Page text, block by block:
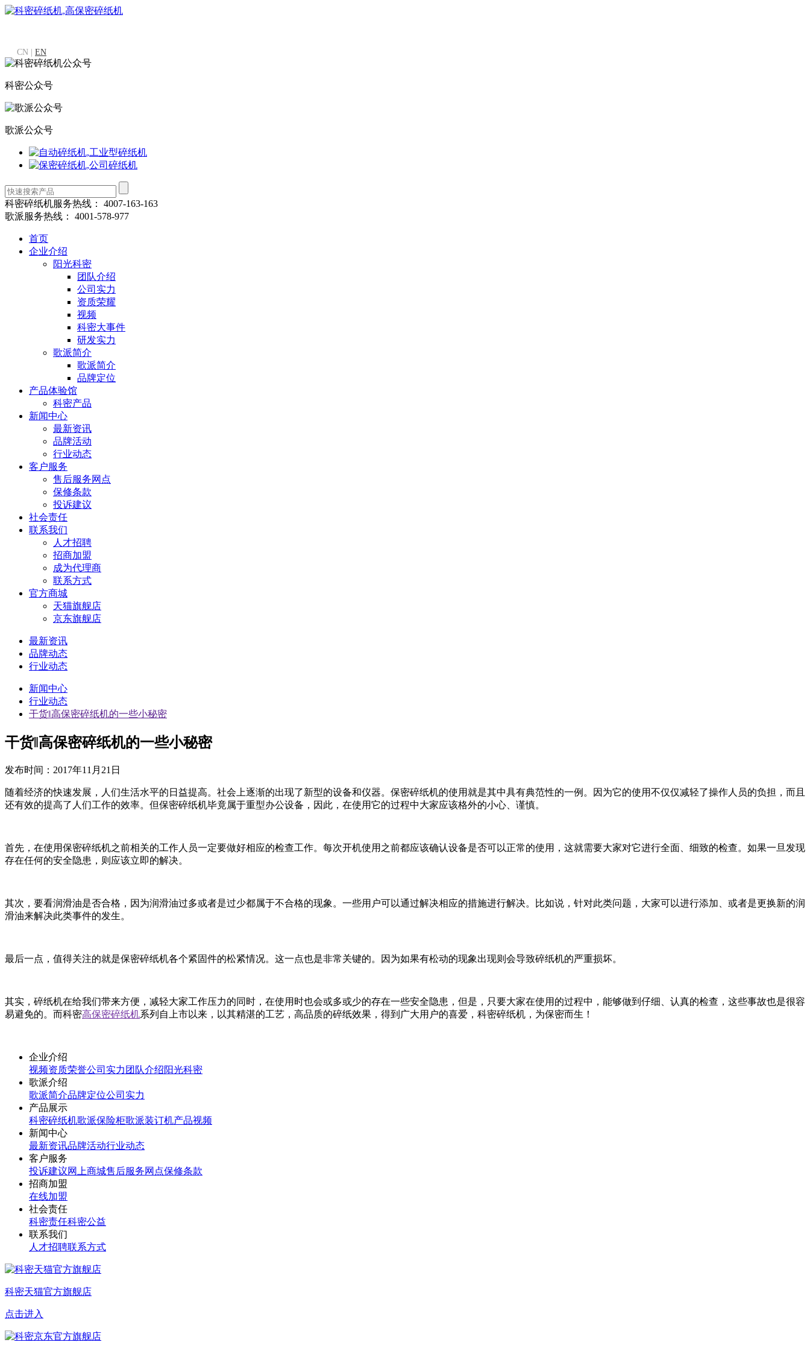
CN | EN
科密公众号
歌派公众号
科密碎纸机服务热线：
4007-163-163
歌派服务热线：
4001-578-977
首页
企业介绍
阳光科密
团队介绍
公司实力
资质荣耀
视频
科密大事件
研发实力
歌派简介
歌派简介
品牌定位
产品体验馆
科密产品
新闻中心
最新资讯
品牌活动
行业动态
客户服务
售后服务网点
保修条款
投诉建议
社会责任
联系我们
人才招聘
招商加盟
成为代理商
联系方式
官方商城
天猫旗舰店
京东旗舰店
最新资讯
品牌动态
行业动态
新闻中心
行业动态
干货‖高保密碎纸机的一些小秘密
干货‖高保密碎纸机的一些小秘密
发布时间： 2017年11月21日
随着经济的快速发展，人们生活水平的日益提高。社会上逐渐的出现了新型的设备和仪器。保密碎纸机的使用就是其中具有典范性的一例。因为它的使用不仅仅减轻了操作人员的负担，而且
还有效的提高了人们工作的效率。但保密碎纸机毕竟属于重型办公设备，因此，在使用它的过程中大家应该格外的小心、谨慎。
首先，在使用保密碎纸机之前相关的工作人员一定要做好相应的检查工作。每次开机使用之前都应该确认设备是否可以正常的使用，这就需要大家对它进行全面、细致的检查。如果一旦发现
存在任何的安全隐患，则应该立即的解决。
其次，要看润滑油是否合格，因为润滑油过多或者是过少都属于不合格的现象。一些用户可以通过解决相应的措施进行解决。比如说，针对此类问题，大家可以进行添加、或者是更换新的润
滑油来解决此类事件的发生。
最后一点，值得关注的就是保密碎纸机各个紧固件的松紧情况。这一点也是非常关键的。因为如果有松动的现象出现则会导致碎纸机的严重损坏。
其实，碎纸机在给我们带来方便，减轻大家工作压力的同时，在使用时也会或多或少的存在一些安全隐患，但是，只要大家在使用的过程中，能够做到仔细、认真的检查，这些事故也是很容
易避免的。而科密高保密碎纸机系列自上市以来，以其精湛的工艺，高品质的碎纸效果，得到广大用户的喜爱，科密碎纸机，为保密而生！
企业介绍
视频资质荣誉公司实力 团队介绍阳光科密
歌派介绍
歌派简介品牌定位公司实力
产品展示
科密碎纸机歌派保险柜歌派装订机产品视频
新闻中心
最新资讯品牌活动行业动态
客户服务
投诉建议网上商城售后服务网点保修条款
招商加盟
在线加盟
社会责任
科密责任科密公益
联系我们
人才招聘联系方式
科密天猫官方旗舰店
点击进入